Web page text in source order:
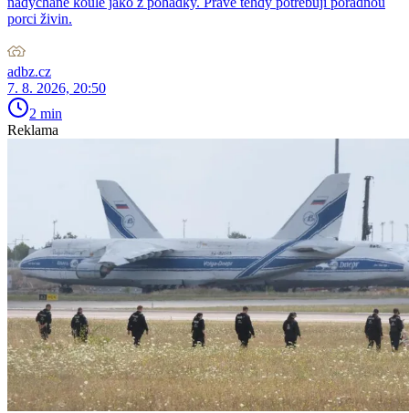
porci živin.
adbz.cz
7. 8. 2026, 20:50
2 min
Reklama